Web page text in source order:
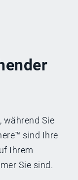
der
während Sie
sind Ihre
Ihrem
Sie sind.